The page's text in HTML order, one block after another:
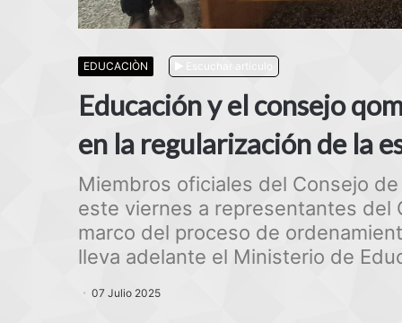
EDUCACIÒN Escuchar artículo
Educación y el consejo
en la regularización de la
Miembros oficiales del Consejo
este viernes a representantes del
marco del proceso de
lleva adelante el Ministerio de
07 Julio 2025